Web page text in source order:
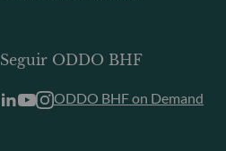
Seguir ODDO BHF
ODDO BHF on Demand